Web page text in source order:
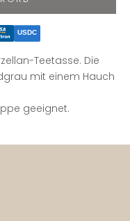
USDC
Teetasse. Die
mit einem Hauch
geeignet.